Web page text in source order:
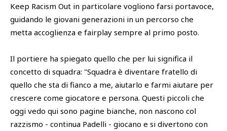
Keep Racism Out in particolare vogliono farsi portavoce,
guidando le giovani generazioni in un percorso che
metta accoglienza e fairplay sempre al primo posto.
Il portiere ha spiegato quello che per lui significa il
concetto di squadra: "Squadra è diventare fratello di
quello che sta di fianco a me, aiutarlo e farmi aiutare per
crescere come giocatore e persona. Questi piccoli che
oggi vedo qui sono pagine bianche, non nascono col
razzismo - continua Padelli - giocano e si divertono con